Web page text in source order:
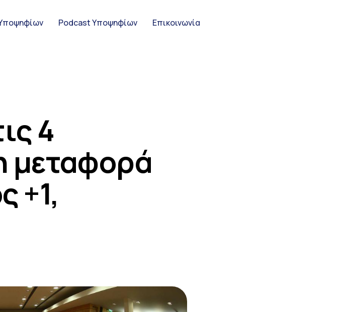
Podcast Υποψηφίων Επικοινωνία
4
μεταφορά
+1,